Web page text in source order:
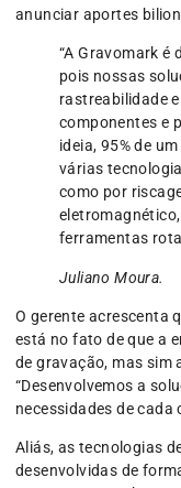
anunciar aportes
“A Gravomark é
pois nossas
rastreabilidade
componentes e
ideia, 95% de
várias
como por
ferramentas
Juliano Moura.
O gerente acrescenta
está no fato de que a
de gravação, mas sim
“Desenvolvemos a
necessidades de cada
Aliás, as tecnologias
desenvolvidas de